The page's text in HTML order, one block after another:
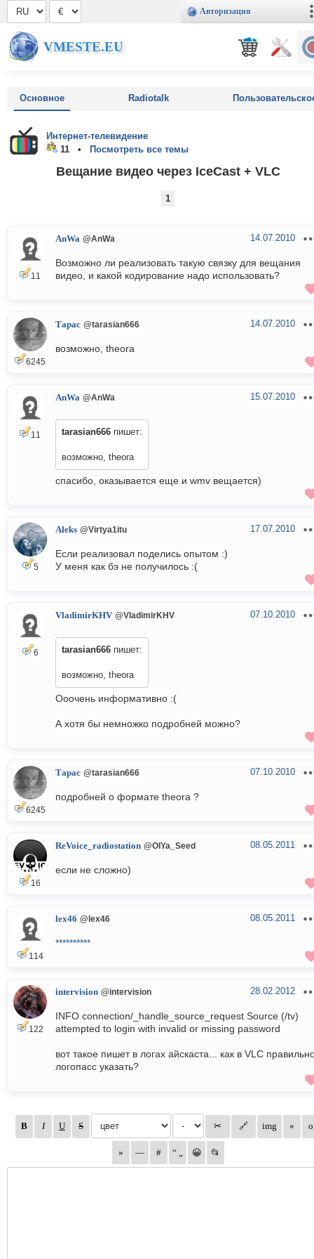
Авторизация
VMESTE.EU
Основное Radiotalk
Интернет-телевидение
11 •
Посмотреть все темы
Вещание видео через IceCast + VLC
1
11
AnWa @AnWa 14.07.2010
Возможно ли реализовать такую связку для вещания
видео, и какой кодирование надо использовать?
6245
Тарас @tarasian666 14.07.2010
возможно, theora
11
AnWa @AnWa 15.07.2010
tarasian666 пишет:
возможно, theora
спасибо, оказывается еще и wmv вещается)
5
Aleks @Virtya1itu 17.07.2010
Если реализовал поделись опытом :)
У меня как бэ не получилось :(
6
VladimirKHV @VladimirKHV 07.10.2010
tarasian666 пишет:
возможно, theora
Ооочень информативно :(
А хотя бы немножко подробней можно?
6245
Тарас @tarasian666 07.10.2010
подробней о формате theora ?
16
ReVoice_radiostation @OlYa_Seed 08.05.2011
если не сложно)
114
lex46 @lex46 08.05.2011
**********
122
intervision @intervision 28.02.2012
INFO connection/_handle_source_request Source (/tv)
attempted to login with invalid or missing password
вот такое пишет в логах айскаста... как в VLC
логопасс указать?